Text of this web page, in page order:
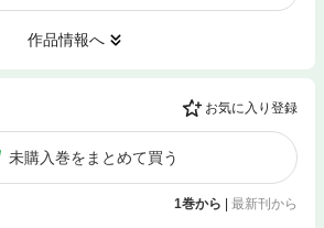
作品情報へ
お気に入り登録
未購入巻をまとめて買う
1巻から | 最新刊から